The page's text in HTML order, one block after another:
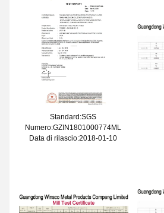
Standard:SGS
Numero:GZIN1801000774ML
Data di rilascio:2018-01-10